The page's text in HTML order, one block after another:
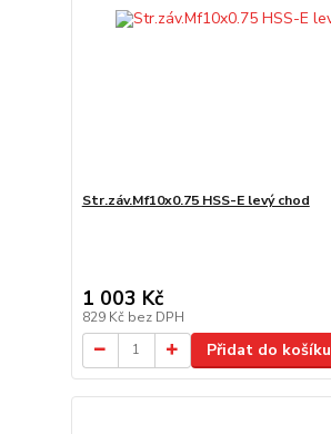
Str.záv.Mf10x0.75 HSS-E levý chod
1 003 Kč
829 Kč bez DPH
Přidat do košíku